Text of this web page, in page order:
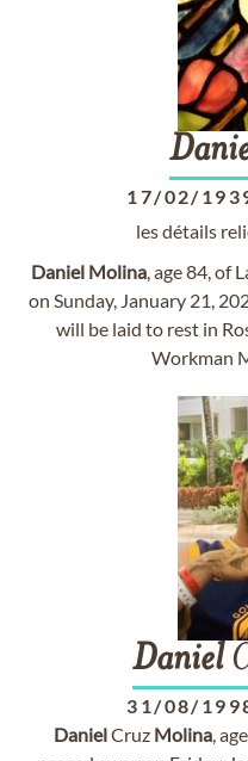
17/02/
les détails
Daniel Molina, age 84, of
on Sunday, January 21,
will be laid to rest in
Workman
Daniel
31/08/
DanielCruz Molina,